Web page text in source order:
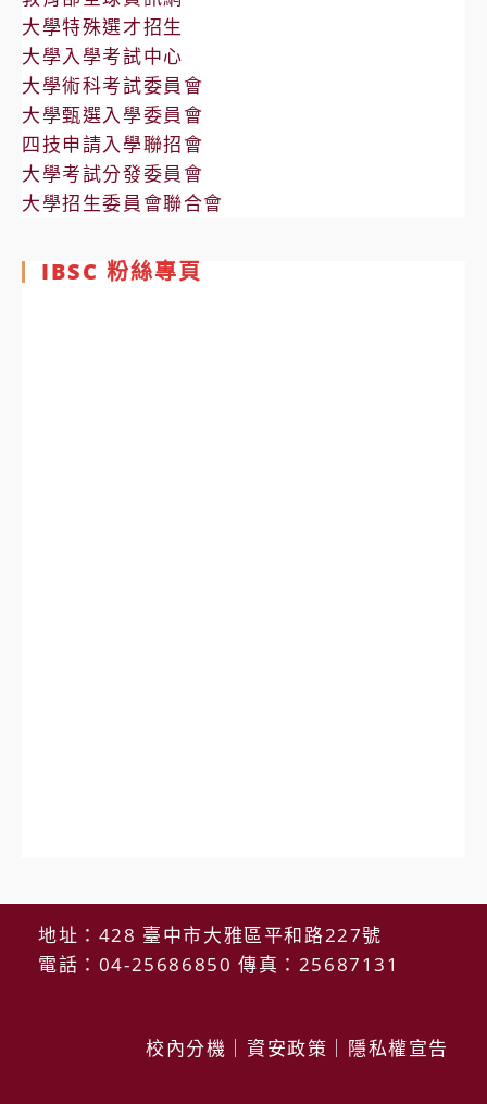
大學特殊選才招生
大學入學考試中心
大學術科考試委員會
大學甄選入學委員會
四技申請入學聯招會
大學考試分發委員會
大學招生委員會聯合會
IBSC 粉絲專頁
地址：428 臺中市大雅區平和路227號
電話：04-25686850 傳真：25687131
校內分機 資安政策 隱私權宣告